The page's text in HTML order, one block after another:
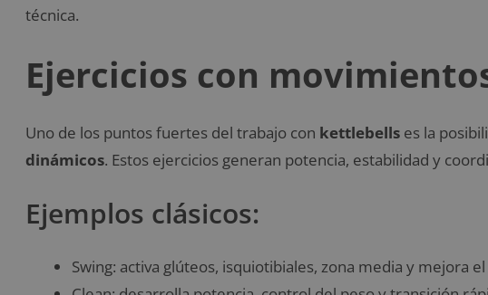
técnica.
Ejercicios con
Uno de los puntos fuertes del trabajo con kettlebells es la
dinámicos. Estos ejercicios generan potencia, estabilidad y
Ejemplos clásicos:
Swing: activa glúteos, isquiotibiales, zona media y mejora